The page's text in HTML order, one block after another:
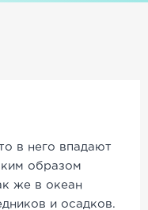
в него впадают
образом
же в океан
и осадков.